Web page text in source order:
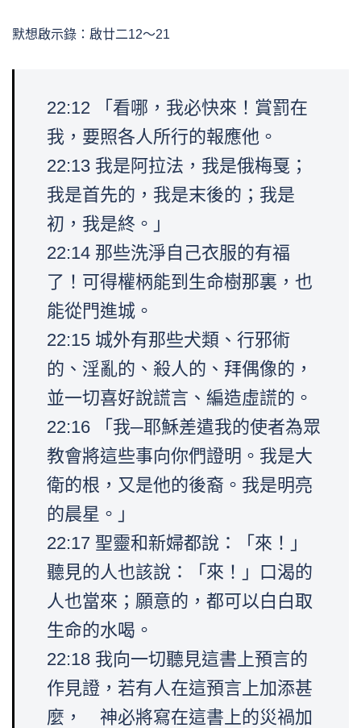
默想啟示錄：啟廿二12～21
22:12 「看哪，我必快來！賞罰在
我，要照各人所行的報應他。
22:13 我是阿拉法，我是俄梅戛；
我是首先的，我是末後的；我是
初，我是終。」
22:14 那些洗淨自己衣服的有福
了！可得權柄能到生命樹那裏，也
能從門進城。
22:15 城外有那些犬類、行邪術
的、淫亂的、殺人的、拜偶像的，
並一切喜好說謊言、編造虛謊的。
22:16 「我─耶穌差遣我的使者為眾
教會將這些事向你們證明。我是大
衛的根，又是他的後裔。我是明亮
的晨星。」
22:17 聖靈和新婦都說：「來！」
聽見的人也該說：「來！」口渴的
人也當來；願意的，都可以白白取
生命的水喝。
22:18 我向一切聽見這書上預言的
作見證，若有人在這預言上加添甚
麼， 神必將寫在這書上的災禍加